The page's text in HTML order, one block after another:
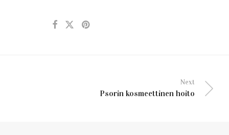
Next
Psorin kosmeettinen hoito